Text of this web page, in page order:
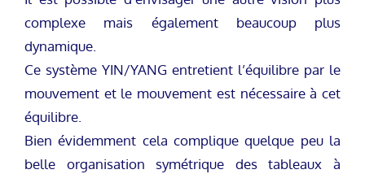
complexe mais également beaucoup plus
dynamique.
Ce système YIN/YANG entretient l’équilibre par le
mouvement et le mouvement est nécessaire à cet
équilibre.
Bien évidemment cela complique quelque peu la
belle organisation symétrique des tableaux à